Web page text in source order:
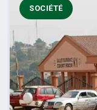
SOCIÉTÉ